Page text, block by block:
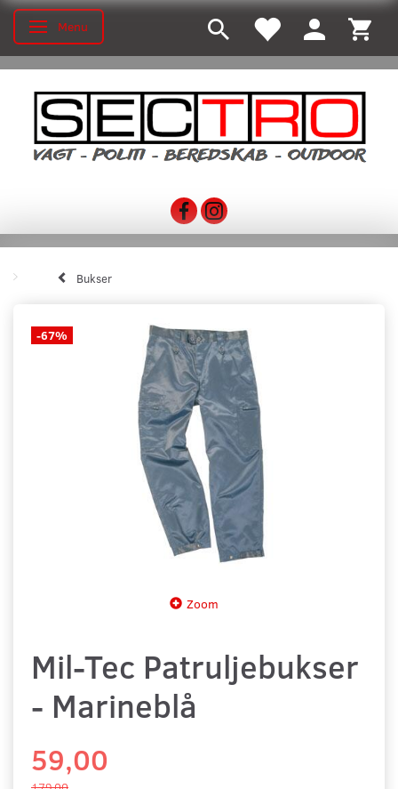
Skifte navigation
Menu
Bukser
-67%
Zoom
Mil-Tec Patruljebukser
- Marineblå
59,00